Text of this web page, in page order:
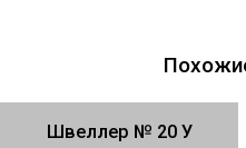
Швеллер № 20 У